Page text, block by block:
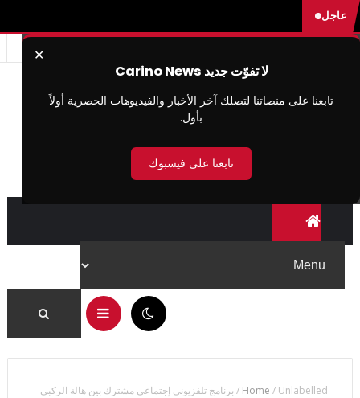
عاجل
✕
لا تفوّت جديد Carino News
تابعنا على منصاتنا لتصلك آخر الأخبار والفيديوهات الحصرية أولاً
بأول.
تابعنا على فيسبوك
Home / Unlabelled
/ برنامج تلفزيوني إجتماعي مشترك بين هالة الركبي